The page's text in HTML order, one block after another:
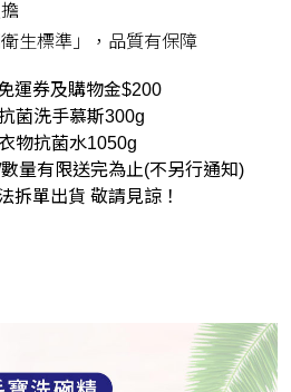
生標準」，品質有保障
運券及購物金$200
菌洗手慕斯300g
物抗菌水1050g
量有限送完為止(不另行通知)
拆單出貨 敬請見諒！